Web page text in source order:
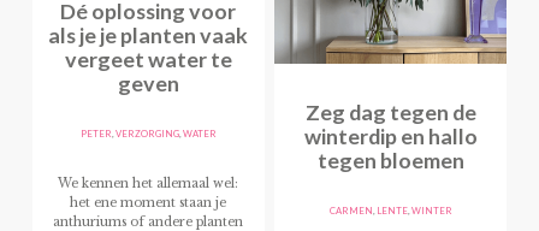
Dé oplossing voor
als je je planten vaak
vergeet water te
geven
PETER VERZORGING, WATER
We kennen het allemaal wel:
het ene moment staan je
anthuriums of andere planten
Zeg dag tegen de
winterdip en hallo
tegen bloemen
CARMEN LENTE, WINTER